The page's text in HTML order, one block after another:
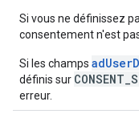
Si vous ne définissez
consentement n'est
Si les champs
définis sur
erreur.